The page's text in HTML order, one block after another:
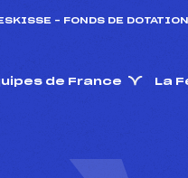
– FONDS DE DOTATION
de France La